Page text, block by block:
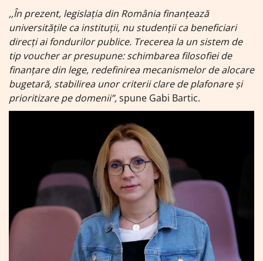
,,În prezent, legislația din România finanțează
universitățile ca instituții, nu studenții ca beneficiari
direcți ai fondurilor publice. Trecerea la un sistem de
tip voucher ar presupune: schimbarea filosofiei de
finanțare din lege, redefinirea mecanismelor de alocare
bugetară, stabilirea unor criterii clare de plafonare și
prioritizare pe domenii”,spune Gabi Bartic.